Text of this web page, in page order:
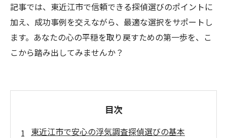
記事では、東近江市で信頼できる探偵選びのポイントに
加え、成功事例を交えながら、最適な選択をサポートし
ます。あなたの心の平穏を取り戻すための第一歩を、こ
こから踏み出してみませんか？
目次
東近江市で安心の浮気調査探偵選びの基本